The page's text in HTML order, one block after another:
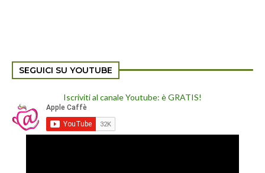
SEGUICI SU YOUTUBE
Iscriviti al canale Youtube: è GRATIS!